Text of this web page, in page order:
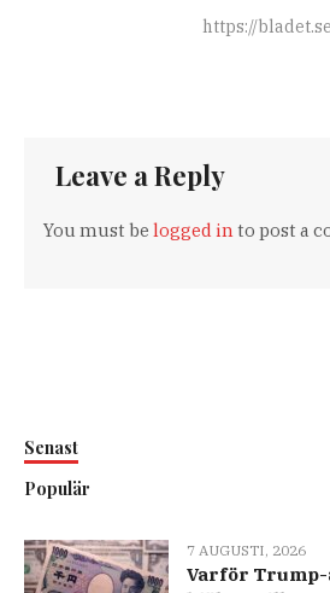
https://
Leave a Reply
You must belogged in to post a
Senast
Populär
7 AUGUSTI, 2026
Varför